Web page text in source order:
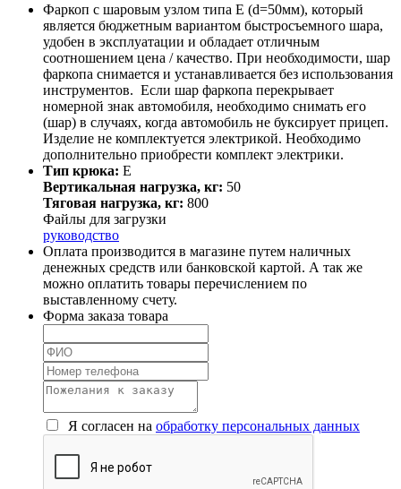
Фаркоп с шаровым узлом типа E (d=50мм), который
является бюджетным вариантом быстросъемного шара,
удобен в эксплуатации и обладает отличным
соотношением цена / качество. При необходимости, шар
фаркопа снимается и устанавливается без использования
инструментов. Если шар фаркопа перекрывает
номерной знак автомобиля, необходимо снимать его
(шар) в случаях, когда автомобиль не буксирует прицеп.
Изделие не комплектуется электрикой. Необходимо
дополнительно приобрести комплект электрики.
Тип крюка: E
Вертикальная нагрузка, кг: 50
Тяговая нагрузка, кг: 800
Файлы для загрузки
руководство
Оплата производится в магазине путем наличных
денежных средств или банковской картой. А так же
можно оплатить товары перечислением по
выставленному счету.
Форма заказа товара
Я согласен на обработку персональных данных